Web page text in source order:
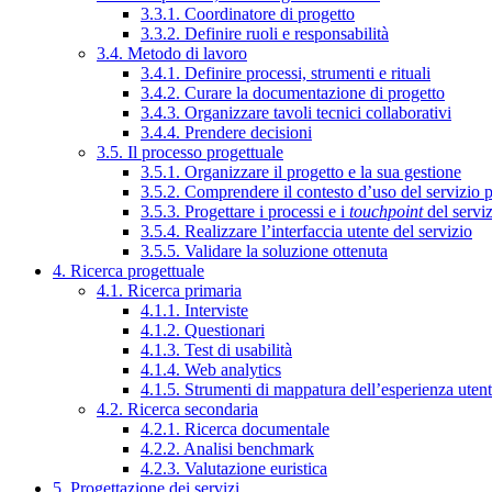
3.3.1. Coordinatore di progetto
3.3.2. Definire ruoli e responsabilità
3.4. Metodo di lavoro
3.4.1. Definire processi, strumenti e rituali
3.4.2. Curare la documentazione di progetto
3.4.3. Organizzare tavoli tecnici collaborativi
3.4.4. Prendere decisioni
3.5. Il processo progettuale
3.5.1. Organizzare il progetto e la sua gestione
3.5.2. Comprendere il contesto d’uso del servizio
3.5.3. Progettare i processi e i touchpointdel
3.5.4. Realizzare l’interfaccia utente del servizio
3.5.5. Validare la soluzione ottenuta
4. Ricerca progettuale
4.1. Ricerca primaria
4.1.1. Interviste
4.1.2. Questionari
4.1.3. Test di usabilità
4.1.4. Web analytics
4.1.5. Strumenti di mappatura dell’esperienza
4.2. Ricerca secondaria
4.2.1. Ricerca documentale
4.2.2. Analisi benchmark
4.2.3. Valutazione euristica
5. Progettazione dei servizi